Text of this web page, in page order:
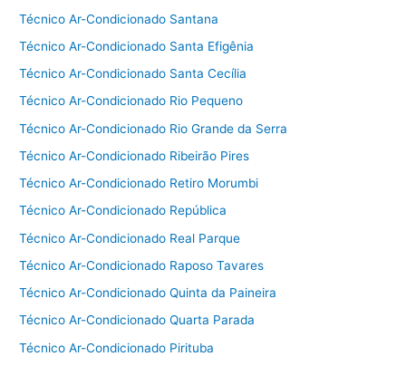
Técnico Ar-Condicionado Santana
Técnico Ar-Condicionado Santa Efigênia
Técnico Ar-Condicionado Santa Cecília
Técnico Ar-Condicionado Rio Pequeno
Técnico Ar-Condicionado Rio Grande da Serra
Técnico Ar-Condicionado Ribeirão Pires
Técnico Ar-Condicionado Retiro Morumbi
Técnico Ar-Condicionado República
Técnico Ar-Condicionado Real Parque
Técnico Ar-Condicionado Raposo Tavares
Técnico Ar-Condicionado Quinta da Paineira
Técnico Ar-Condicionado Quarta Parada
Técnico Ar-Condicionado Pirituba